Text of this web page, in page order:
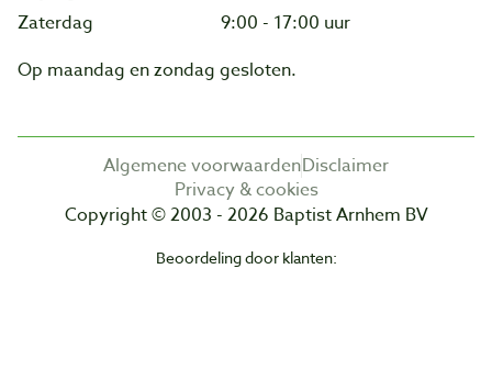
Zaterdag
9:00 - 17:00 uur
Op maandag en zondag gesloten.
Algemene voorwaardenDisclaimer
Privacy & cookies
Copyright © 2003 - 2026 Baptist Arnhem BV
Beoordeling door klanten: